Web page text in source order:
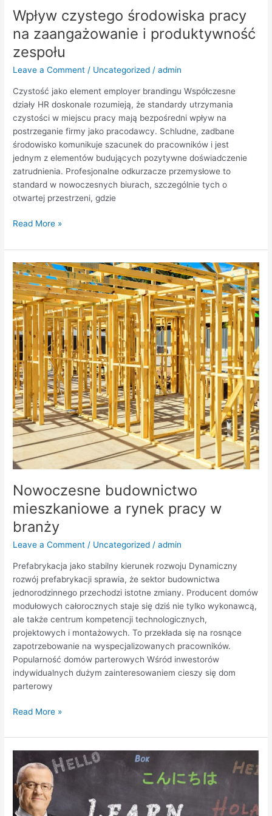
Wpływ czystego środowiska pracy
na zaangażowanie i produktywność
zespołu
Leave a Comment / Uncategorized /admin
Czystość jako element employer brandingu Współczesne
działy HR doskonale rozumieją, że standardy utrzymania
czystości w miejscu pracy mają bezpośredni wpływ na
postrzeganie firmy jako pracodawcy. Schludne, zadbane
środowisko komunikuje szacunek do pracowników i jest
jednym z elementów budujących pozytywne doświadczenie
zatrudnienia. Profesjonalne odkurzacze przemysłowe to
standard w nowoczesnych biurach, szczególnie tych o
otwartej przestrzeni, gdzie
Read More »
Nowoczesne budownictwo
mieszkaniowe a rynek pracy w
branży
Leave a Comment / Uncategorized /admin
Prefabrykacja jako stabilny kierunek rozwoju Dynamiczny
rozwój prefabrykacji sprawia, że sektor budownictwa
jednorodzinnego przechodzi istotne zmiany. Producent domów
modułowych całorocznych staje się dziś nie tylko wykonawcą,
ale także centrum kompetencji technologicznych,
projektowych i montażowych. To przekłada się na rosnące
zapotrzebowanie na wyspecjalizowanych pracowników.
Popularność domów parterowych Wśród inwestorów
indywidualnych dużym zainteresowaniem cieszy się dom
parterowy
Nowoczesne
budownictwo
mieszkaniowe
a
rynek
pracy
w
branży
Read More »
języków
obcych
jako
inwestycja